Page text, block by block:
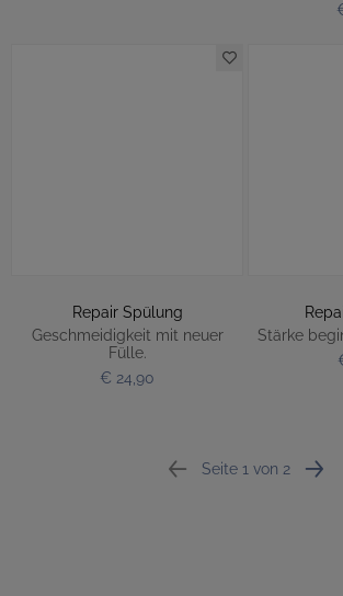
Repair Spülung
Geschmeidigkeit mit neuer
Fülle.
€ 24,90
Stärke
Seite 1 von 2